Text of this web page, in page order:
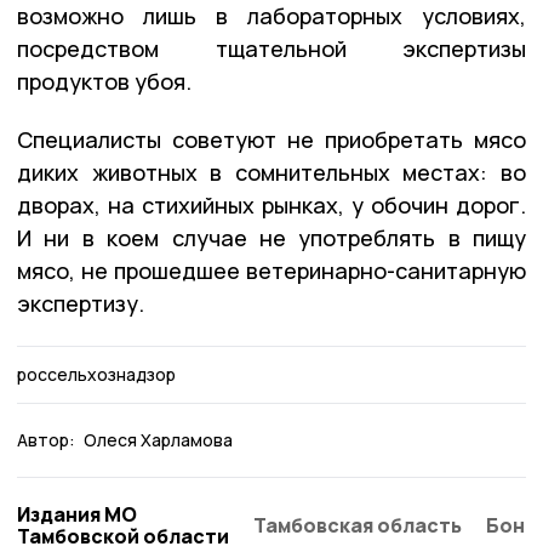
возможно лишь в лабораторных условиях,
посредством тщательной экспертизы
продуктов убоя.
Специалисты советуют не приобретать мясо
диких животных в сомнительных местах: во
дворах, на стихийных рынках, у обочин дорог.
И ни в коем случае не употреблять в пищу
мясо, не прошедшее ветеринарно-санитарную
экспертизу.
россельхознадзор
Автор: Олеся Харламова
Издания МО
Тамбовской области
Тамбовская область